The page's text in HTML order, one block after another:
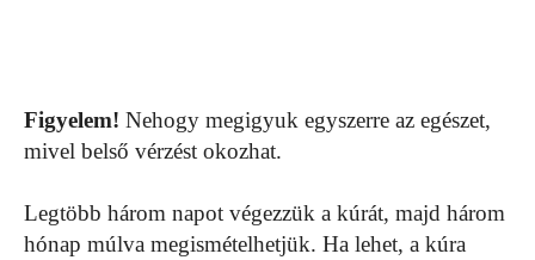
Figyelem! Nehogy megigyuk egyszerre az egészet,
mivel belső vérzést okozhat.
Legtöbb három napot végezzük a kúrát, majd három
hónap múlva megismételhetjük. Ha lehet, a kúra